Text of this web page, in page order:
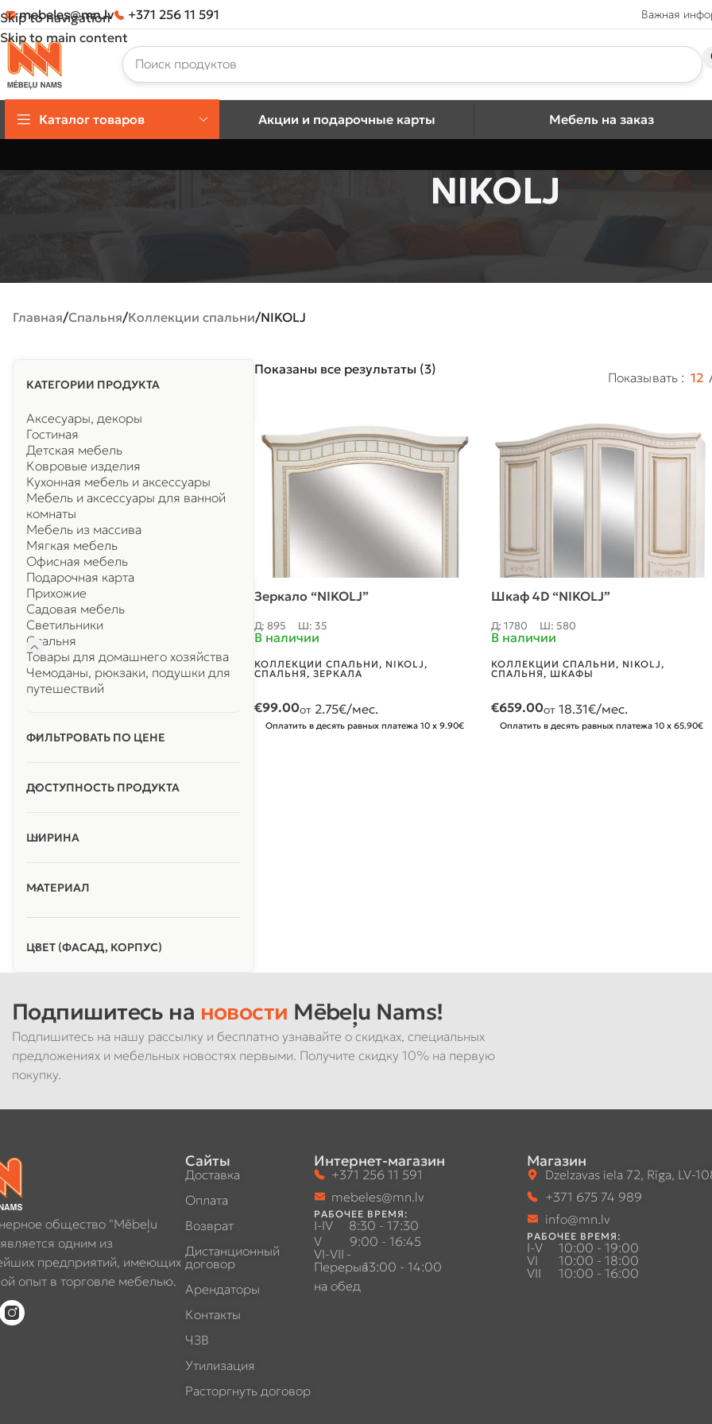
Skip to navigation
Skip to main content
mebeles@mn.lv +371 256 11 591 Важная
Каталог товаров Акции и подарочные карты Мебель на заказ
NIKOLJ
Главная Спальня Коллекции спальни NIKOLJ
КАТЕГОРИИ ПРОДУКТА
Аксесуары, декоры
Гостиная
Детская мебель
Ковровые изделия
Кухонная мебель и аксессуары
Мебель и аксессуары для ванной
комнаты
Мебель из массива
Мягкая мебель
Офисная мебель
Подарочная карта
Прихожие
Садовая мебель
Светильники
Спальня
Товары для домашнего хозяйства
Чемоданы, рюкзаки, подушки для
путешествий
ФИЛЬТРОВАТЬ ПО ЦЕНЕ
ДОСТУПНОСТЬ ПРОДУКТА
ШИРИНА
МАТЕРИАЛ
ЦВЕТ (ФАСАД, КОРПУС)
Показаны все результаты (3)
Показывать 12
Зеркало “NIKOLJ”
Д: 895 Ш: 35
В наличии
КОЛЛЕКЦИИ СПАЛЬНИ, NIKOLJ,
СПАЛЬНЯ, ЗЕРКАЛА
€99.00от 2.75€/мес.
Оплатить в десять равных платежа 10 x 9.90€
Шкаф 4D “NIKOLJ”
Д: 1780 Ш: 580
В наличии
КОЛЛЕКЦИИ СПАЛЬНИ, NIKOLJ,
СПАЛЬНЯ, ШКАФЫ
€659.00от 18.31€/мес.
Оплатить в десять равных платежа 10 x 65.90€
Подпишитесь на новости Mēbeļu Nams!
Подпишитесь на нашу рассылку и бесплатно узнавайте о скидках, специальных
предложениях и мебельных новостях первыми. Получите скидку 10% на первую
покупку.
общество "Mēbeļu
одним из
предприятий, имеющих
опыт в торговле мебелью.
Сайты
Доставка
Оплата
Возврат
Дистанционный
договор
Арендаторы
Контакты
ЧЗВ
Утилизация
Расторгнуть договор
Интернет-магазин
+371 256 11 591
mebeles@mn.lv
РАБОЧЕЕ ВРЕМЯ:
I-IV
8:30 - 17:30
V
9:00 - 16:45
VI-VII -
Перерыв
на обед
13:00 - 14:00
Магазин
Dzelzavas iela 72, Rīga, LV-
+371 675 74 989
info@mn.lv
РАБОЧЕЕ ВРЕМЯ:
I-V
10:00 - 19:00
VI
10:00 - 18:00
VII
10:00 - 16:00